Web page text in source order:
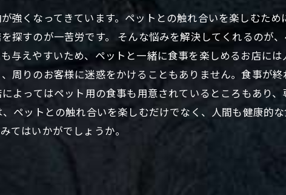
強くなってきています。ペットとの触れ合いを楽しむた
探すのが一苦労です。 そんな悩みを解決してくれるのが
与えやすいため、ペットと一緒に食事を楽しめるお店に
周りのお客様に迷惑をかけることもありません。食事が
よってはペット用の食事も用意されているところもあり
ペットとの触れ合いを楽しむだけでなく、人間も健康的
てはいかがでしょうか。